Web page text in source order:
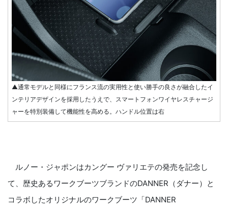
▲通常モデルと同様にフランス流の実用性と使い勝手の良さが融合したイ
ンテリアデザインを採用したうえで、スマートフォンワイヤレスチャージ
ャーを特別装備して機能性を高める。ハンドル位置は右
ルノー・ジャポンはカングー ヴァリエテの発売を記念し
て、歴史あるワークブーツブランドのDANNER（ダナー）と
コラボしたオリジナルのワークブーツ「DANNER